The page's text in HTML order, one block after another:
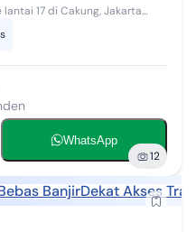
17 di Cakung, Jakarta
WhatsApp
12
BanjirDekat Akses